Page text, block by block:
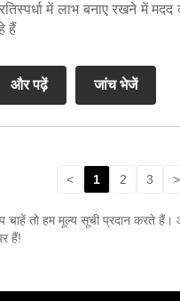
में लाभ बनाए रखने में
हैं
और पढ़ें जांच भेजें
< 1 2 3 >
तो हम मूल्य सूची प्रदान करते
हैं!